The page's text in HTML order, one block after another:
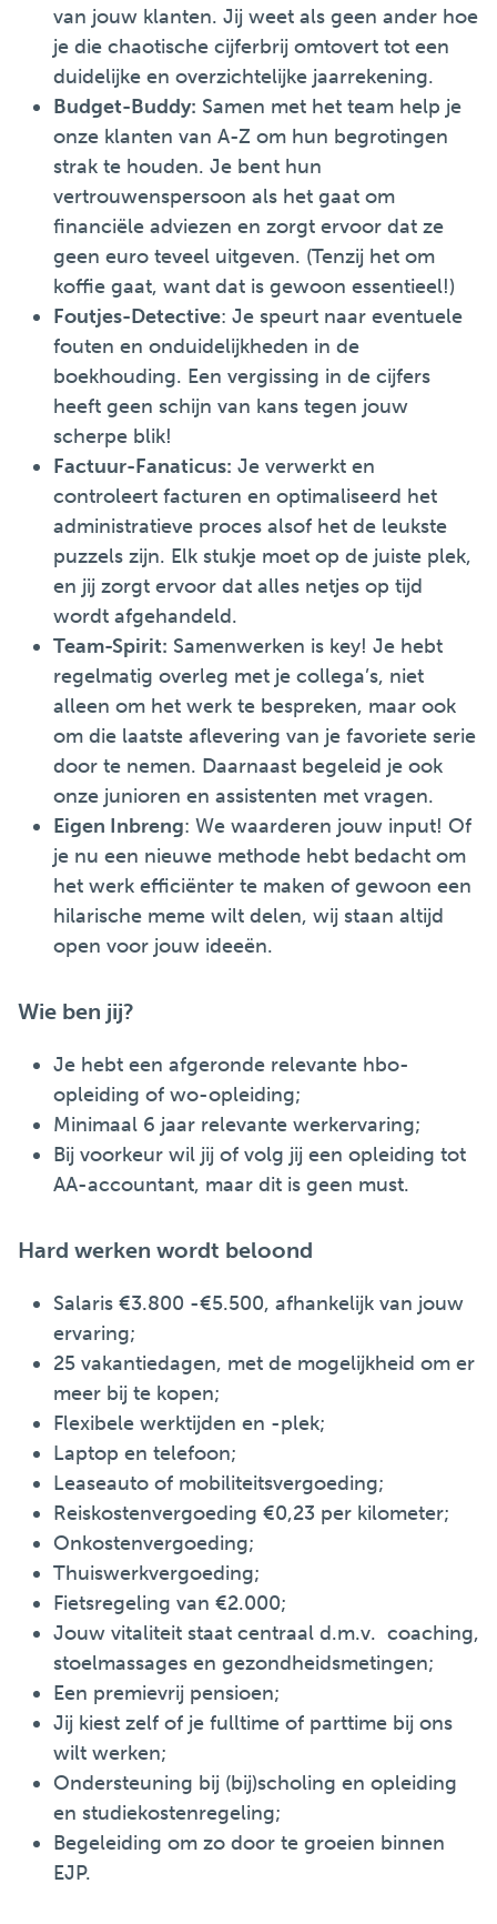
van jouw klanten. Jij weet als geen ander hoe
je die chaotische cijferbrij omtovert tot een
duidelijke en overzichtelijke jaarrekening.
Budget-Buddy: Samen met het team help je
onze klanten van A-Z om hun begrotingen
strak te houden. Je bent hun
vertrouwenspersoon als het gaat om
financiële adviezen en zorgt ervoor dat ze
geen euro teveel uitgeven. (Tenzij het om
koffie gaat, want dat is gewoon essentieel!)
Foutjes-Detective: Je speurt naar eventuele
fouten en onduidelijkheden in de
boekhouding. Een vergissing in de cijfers
heeft geen schijn van kans tegen jouw
scherpe blik!
Factuur-Fanaticus: Je verwerkt en
controleert facturen en optimaliseerd het
administratieve proces alsof het de leukste
puzzels zijn. Elk stukje moet op de juiste plek,
en jij zorgt ervoor dat alles netjes op tijd
wordt afgehandeld.
Team-Spirit: Samenwerken is key! Je hebt
regelmatig overleg met je collega’s, niet
alleen om het werk te bespreken, maar ook
om die laatste aflevering van je favoriete serie
door te nemen. Daarnaast begeleid je ook
onze junioren en assistenten met vragen.
Eigen Inbreng: We waarderen jouw input! Of
je nu een nieuwe methode hebt bedacht om
het werk efficiënter te maken of gewoon een
hilarische meme wilt delen, wij staan altijd
open voor jouw ideeën.
Wie ben jij?
Je hebt een afgeronde relevante hbo-
opleiding of wo-opleiding;
Minimaal 6 jaar relevante werkervaring;
Bij voorkeur wil jij of volg jij een opleiding tot
AA-accountant, maar dit is geen must.
Hard werken wordt beloond
Salaris €3.800 -€5.500, afhankelijk van jouw
ervaring;
25 vakantiedagen, met de mogelijkheid om er
meer bij te kopen;
Flexibele werktijden en -plek;
Laptop en telefoon;
Leaseauto of mobiliteitsvergoeding;
Reiskostenvergoeding €0,23 per kilometer;
Onkostenvergoeding;
Thuiswerkvergoeding;
Fietsregeling van €2.000;
Jouw vitaliteit staat centraal d.m.v. coaching,
stoelmassages en gezondheidsmetingen;
Een premievrij pensioen;
Jij kiest zelf of je fulltime of parttime bij ons
wilt werken;
Ondersteuning bij (bij)scholing en opleiding
en studiekostenregeling;
Begeleiding om zo door te groeien binnen
EJP.